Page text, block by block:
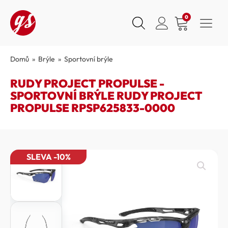
0
Domů » Brýle » Sportovní brýle
RUDY PROJECT PROPULSE -
SPORTOVNÍ BRÝLE RUDY PROJECT
PROPULSE RPSP625833-0000
SLEVA -10%